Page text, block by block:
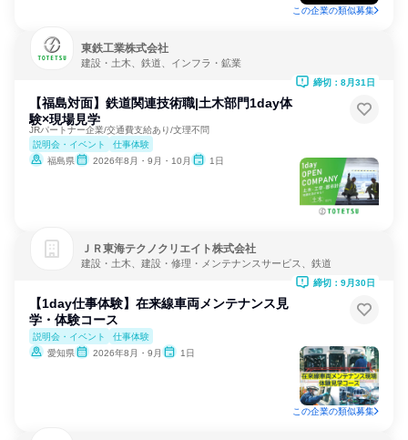
この企業の類似募集
東鉄工業株式会社
建設・土木、鉄道、インフラ・鉱業
【福島対面】鉄道関連技術職|土木部門1day体
験×現場見学
JRパートナー企業/交通費支給あり/文理不問
説明会・イベント
仕事体験
福島県
2026年8月・9月・10月 1日
締切：8月31日
ＪＲ東海テクノクリエイト株式会社
建設・土木、建設・修理・メンテナンスサービス、鉄道
【1day仕事体験】在来線車両メンテナンス見
学・体験コース
説明会・イベント
仕事体験
愛知県
2026年8月・9月 1日
締切：9月30日
この企業の類似募集